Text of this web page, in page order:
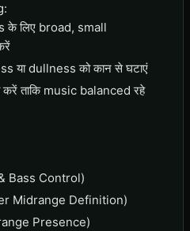
के लिए broad, small
या dullness को कान से घटाएं
करें ताकि music balanced रहे
Bass Control)
Midrange Definition)
Presence)